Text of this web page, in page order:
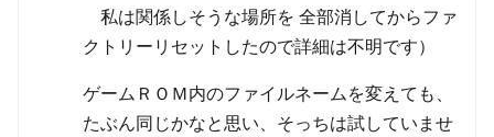
私は関係しそうな場所を 全部消してからファ
クトリーリセットしたので詳細は不明です）
ゲームＲＯＭ内のファイルネームを変えても、
たぶん同じかなと思い、そっちは試していませ